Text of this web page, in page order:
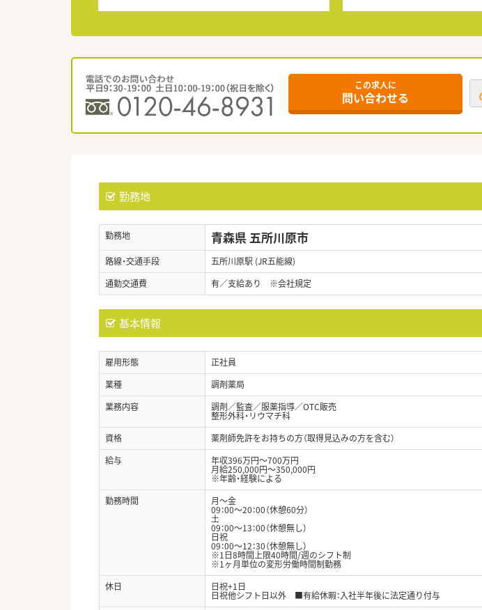
この求人に
問い合わせる
勤務地
勤務地 青森県 五所川原市
路線・交通手段
五所川原駅 (JR五能線)
通勤交通費
有／支給あり ※会社規定
基本情報
雇用形態
正社員
業種
調剤薬局
業務内容
調剤／監査／服薬指導／OTC販売
整形外科・リウマチ科
資格
薬剤師免許をお持ちの方（取得見込みの方を含む）
給与
年収396万円～700万円
月給250,000円～350,000円
※年齢・経験による
勤務時間
月～金
09：00～20：00（休憩60分）
土
09：00～13：00（休憩無し）
日祝
09：00～12：30（休憩無し）
※1日8時間上限40時間/週のシフト制
※1ヶ月単位の変形労働時間制勤務
休日
日祝+1日
日祝他シフト日以外 ■有給休暇：入社半年後に法定通り付与